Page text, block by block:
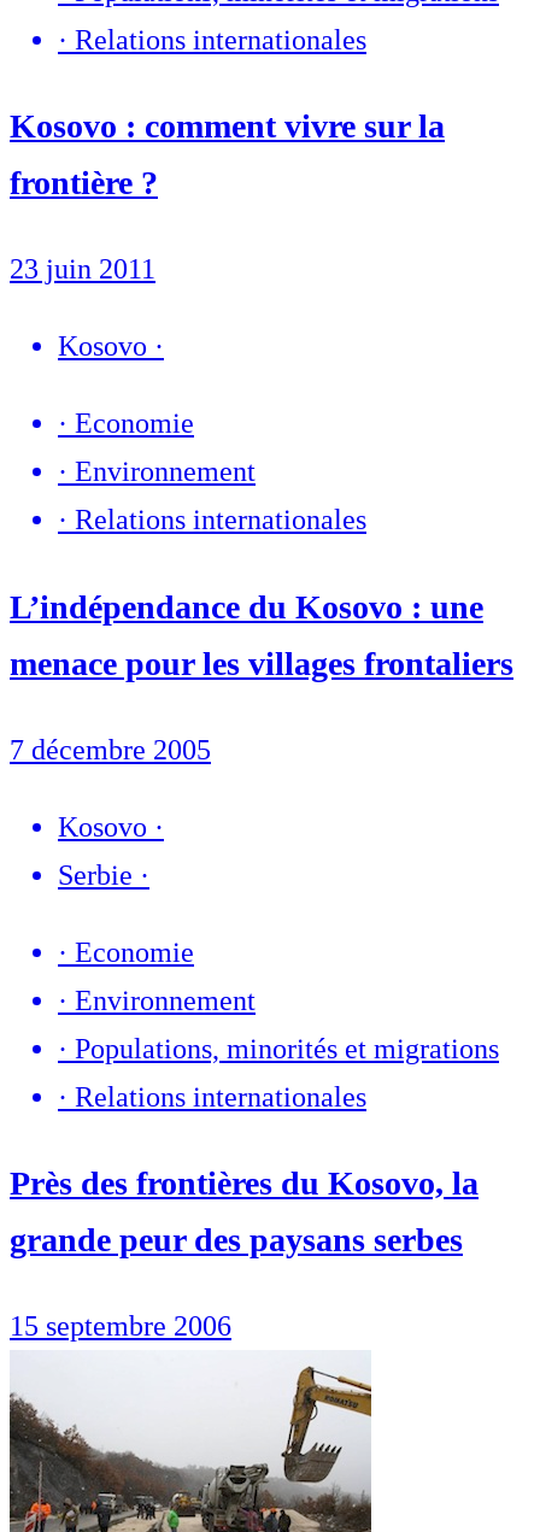
· Relations internationales
Kosovo : comment vivre sur la
frontière ?
23 juin 2011
Kosovo ·
· Economie
· Environnement
· Relations internationales
L’indépendance du Kosovo : une
menace pour les villages frontaliers
7 décembre 2005
Kosovo ·
Serbie ·
· Economie
· Environnement
· Populations, minorités et migrations
· Relations internationales
Près des frontières du Kosovo, la
grande peur des paysans serbes
15 septembre 2006